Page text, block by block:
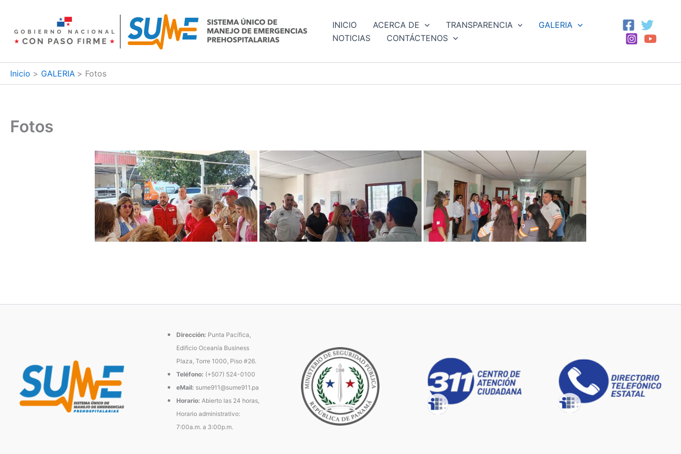
contenido
INICIO ACERCA DE TRANSPARENCIA
GALERIA
NOTICIAS
CONTÁCTENOS
Inicio GALERIA Fotos
Fotos
Dirección: Punta Pacífica,
Edificio Oceanía Business
Plaza, Torre 1000, Piso #26.
Teléfono: (+507) 524-0100
eMail: sume911@sume911.pa
Horario: Abierto las 24 horas,
Horario administrativo:
7:00a.m. a 3:00p.m.